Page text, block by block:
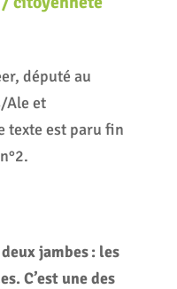
député au
Ale et
texte est paru fin
jambes : les
C’est une des